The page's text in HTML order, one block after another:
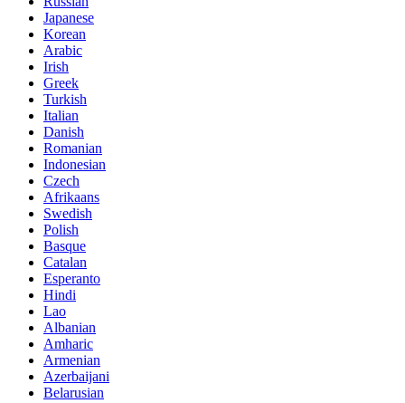
Japanese
Korean
Arabic
Irish
Greek
Turkish
Italian
Danish
Romanian
Indonesian
Czech
Afrikaans
Swedish
Polish
Basque
Catalan
Esperanto
Hindi
Lao
Albanian
Amharic
Armenian
Azerbaijani
Belarusian